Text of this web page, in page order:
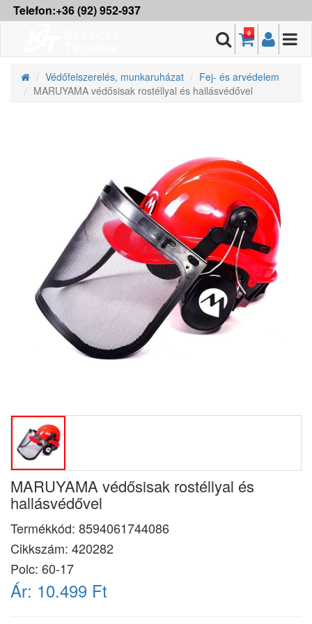
Telefon:+36 (92) 952-937
0
Védőfelszerelés, munkaruházat
Fej- és arvédelem
MARUYAMA védősisak rostéllyal és hallásvédővel
MARUYAMA védősisak rostéllyal és
hallásvédővel
Termékkód: 8594061744086
Cikkszám: 420282
Polc: 60-17
Ár: 10.499 Ft